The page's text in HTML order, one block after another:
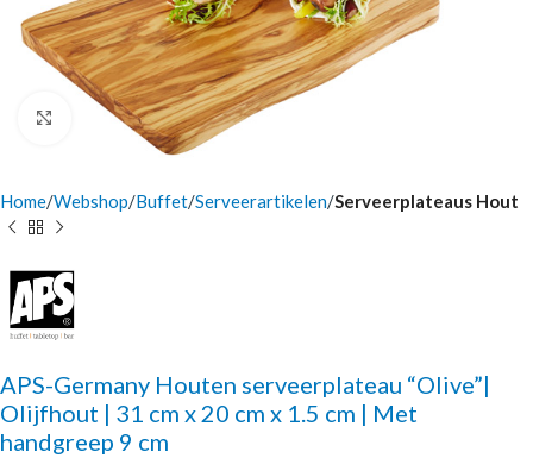
Click to enlarge
Home Webshop Buffet Serveerartikelen Serveerplateaus Hout
APS-Germany Houten serveerplateau “Olive”|
Olijfhout | 31 cm x 20 cm x 1.5 cm | Met
handgreep 9 cm